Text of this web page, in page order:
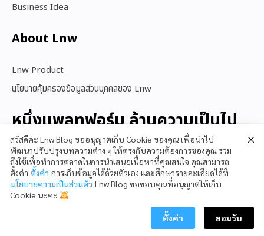
Business Idea
About Lnw​
Lnw Product
นโยบายคุ้มครองข้อมูลส่วนบุคคลของ Lnw
หนึ่งแพลทฟอร์ม ล้านความเป็นไป
ได้
สนใจใช้ LnwShop
สวัสดีค่ะ Lnw Blog ขออนุญาตเก็บ Cookie ของคุณ เพื่อนำไป
พัฒนาปรับปรุงบทความต่าง ๆ ให้ตรงกับความต้องการของคุณ รวม
ถึงใช้เพื่อทำการตลาดในการนำเสนอเนื้อหาที่คุณสนใจ คุณสามารถ
ตั้งค่า ตั้งค่า การเก็บข้อมูลได้ด้วยตัวเอง และศึกษารายละเอียดได้ที่
นโยบายความเป็นส่วนตัว Lnw Blog ขอขอบคุณที่อนุญาตให้เก็บ
Cookie นะคะ
ตั้งค่า ยอมรับ